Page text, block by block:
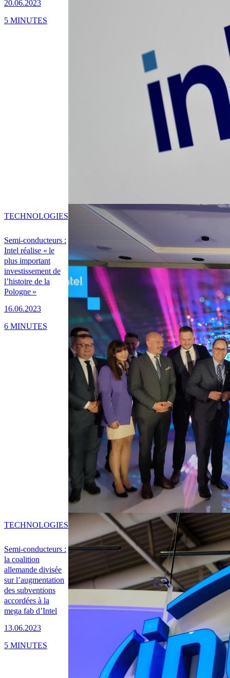
20.06.2023
5 MINUTES
Semi-conducteurs :
Intel réalise « le
plus important
investissement de
l’histoire de la
Pologne »
16.06.2023
TECHNOLOGIES
6 MINUTES
Semi-conducteurs :
la coalition
allemande divisée
sur l’augmentation
des subventions
accordées à la
mega fab d’Intel
13.06.2023
TECHNOLOGIES
5 MINUTES